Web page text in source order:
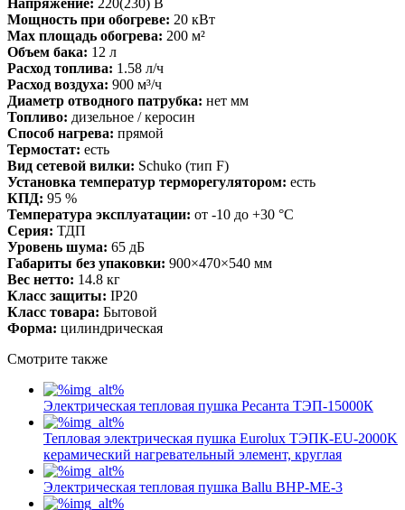
Мощность при обогреве: 20 кВт
Max площадь обогрева: 200 м²
Объем бака: 12 л
Расход топлива: 1.58 л/ч
Расход воздуха: 900 м³/ч
Диаметр отводного патрубка: нет мм
Топливо: дизельное / керосин
Способ нагрева: прямой
Термостат: есть
Вид сетевой вилки: Schuko (тип F)
Установка температур терморегулятором: есть
КПД: 95 %
Температура эксплуатации: от -10 до +30 °С
Серия: ТДП
Уровень шума: 65 дБ
Габариты без упаковки: 900×470×540 мм
Вес нетто: 14.8 кг
Класс защиты: IP20
Класс товара: Бытовой
Форма: цилиндрическая
Смотрите также
Электрическая тепловая пушка Ресанта ТЭП-15000К
Тепловая электрическая пушка Eurolux ТЭПК-EU-2000K
керамический нагревательный элемент, круглая
Электрическая тепловая пушка Ballu BHP-ME-3